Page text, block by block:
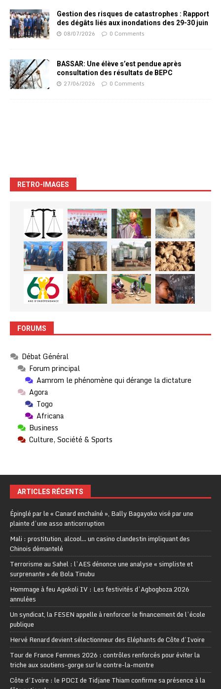
Gestion des risques de catastrophes : Rapport
des dégâts liés aux inondations des 29-30 juin
08/07/2026 0 Comments
BASSAR: Une élève s’est pendue après
consultation des résultats de BEPC
27/06/2026 0 Comments
RETRO-IMAGES
FORUMS
Débat Général
Forum principal
Aamrom le phénomène qui dérange la dictature
Agora
Togo
Africana
Business
Culture, Société & Sports
ARTICLES RÉCENTS
Épinglé par le « Canard enchaîné », Bally Bagayoko visé par une
plainte d’une asso anticorruption
Mali : prostitution, alcool… un casino clandestin impliquant des
Chinois démantelé
Terrorisme au Sahel : l’AES dénonce une analyse « simpliste et
surprenante » de Bola Tinubu
Hommage à feu Agokoli IV : Les festivités d’Agbogboza 2026
annulées
Un syndicat, la FESEN appelle à renforcer le financement de l’école
publique
Hervé Renard devient sélectionneur des Eléphants de Côte d’Ivoire
Tour de France Femmes 2026 : contrôles renforcés pour éviter la
triche aux soutiens-gorge sur le contre-la-montre
Côte d’Ivoire : le PDCI de Tidjane Thiam confirme sa présence à la